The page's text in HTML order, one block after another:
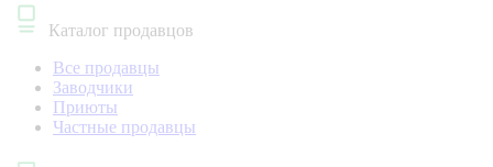
Каталог продавцов
Все продавцы
Заводчики
Приюты
Частные продавцы